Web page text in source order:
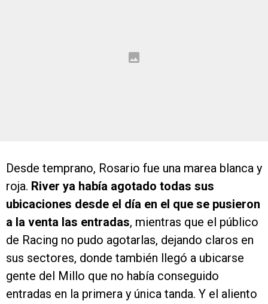
Desde temprano, Rosario fue una marea blanca y
roja. River ya había agotado todas sus
ubicaciones desde el día en el que se pusieron
a la venta las entradas, mientras que el público
de Racing no pudo agotarlas, dejando claros en
sus sectores, donde también llegó a ubicarse
gente del Millo que no había conseguido
entradas en la primera y única tanda. Y el aliento